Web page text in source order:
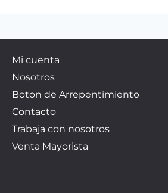
Mi cuenta
Nosotros
Boton de Arrepentimiento
Contacto
Trabaja con nosotros
Venta Mayorista